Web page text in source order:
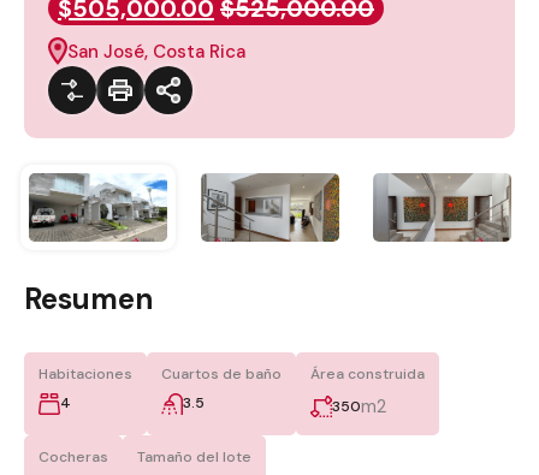
$505,000.00 $525,000.00
San José, Costa Rica
Resumen
Habitaciones
4
Cuartos de baño
3.5
Área construida
350m2
Cocheras
Tamaño del lote